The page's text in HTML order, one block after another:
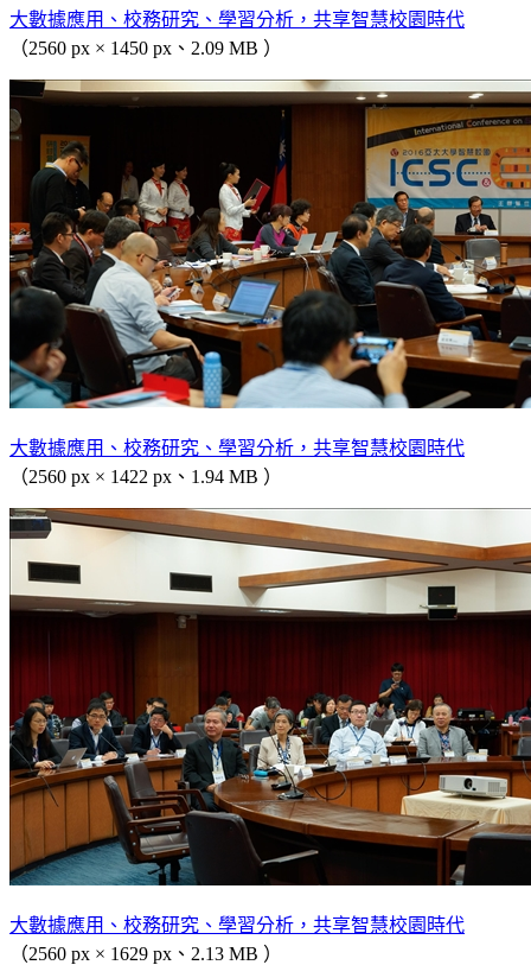
大數據應用、校務研究、學習分析，共享智慧校園時代
（2560 px × 1450 px、2.09 MB ）
大數據應用、校務研究、學習分析，共享智慧校園時代
（2560 px × 1422 px、1.94 MB ）
大數據應用、校務研究、學習分析，共享智慧校園時代
（2560 px × 1629 px、2.13 MB ）